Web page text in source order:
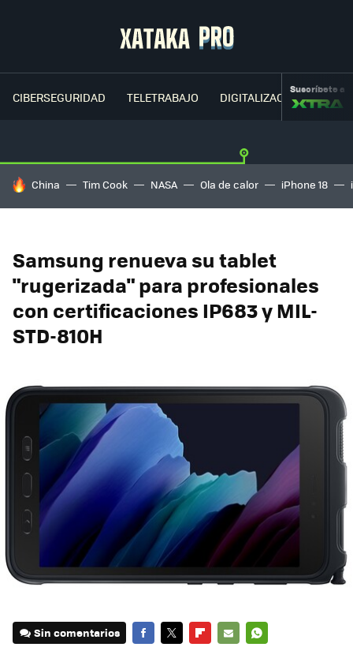
CIBERSEGURIDAD TELETRABAJO DIGITALIZACIÓNSuscríbete a
HOY SE HABLA DE
China Tim Cook NASA Ola de calor iPhone 18
Samsung renueva su tablet
"rugerizada" para profesionales
con certificaciones IP683 y MIL-
STD-810H
Sin comentarios